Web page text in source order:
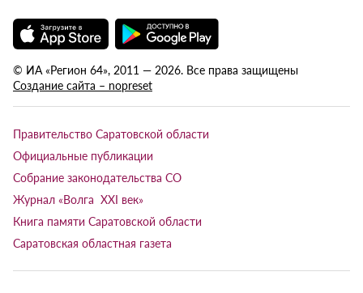
© ИА «Регион 64», 2011 — 2026. Все права защищены
Создание сайта – nopreset
Правительство Саратовской области
Официальные публикации
Собрание законодательства СО
Журнал «Волга XXI век»
Книга памяти Саратовской области
Саратовская областная газета